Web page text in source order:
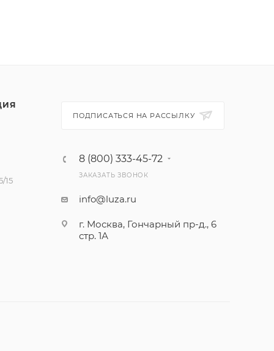
15
ПОДПИСАТЬСЯ НА РАССЫЛКУ
8 (800) 333-45-72
ЗАКАЗАТЬ ЗВОНОК
info@luza.ru
г. Москва, Гончарный пр-д., 6
стр. 1А